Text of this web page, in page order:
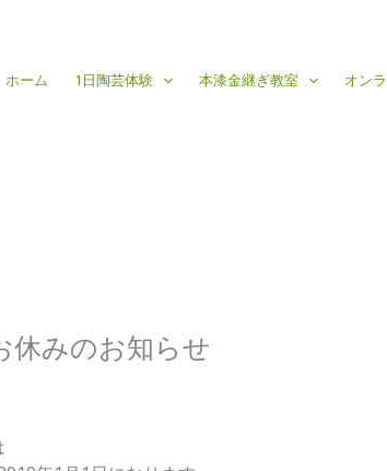
ホーム 1日陶芸体験 本漆金継ぎ教室 オン
休みのお知らせ